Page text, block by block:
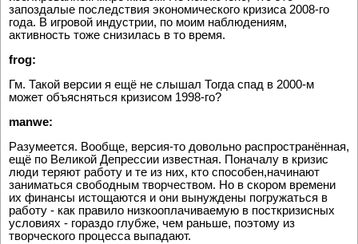
запоздалые последствия экономического кризиса 2008-го
года. В игровой индустрии, по моим наблюдениям,
активность тоже снизилась в то время.
frog:
Гм. Такой версии я ещё не слышал Тогда спад в 2000-м
может объясняться кризисом 1998-го?
manwe:
Разумеется. Вообще, версия-то довольно распространённая,
ещё по Великой Депрессии известная. Поначалу в кризис
люди теряют работу и те из них, кто способен,начинают
заниматься свободным творчеством. Но в скором времени
их финансы истощаются и они вынуждены погружаться в
работу - как правило низкооплачиваемую в посткризисных
условиях - гораздо глубже, чем раньше, поэтому из
творческого процесса выпадают.